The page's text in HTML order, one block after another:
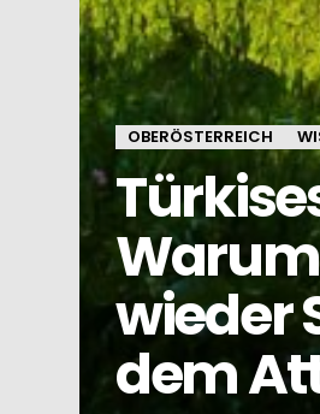
OBERÖSTERREICH
wieder
dem